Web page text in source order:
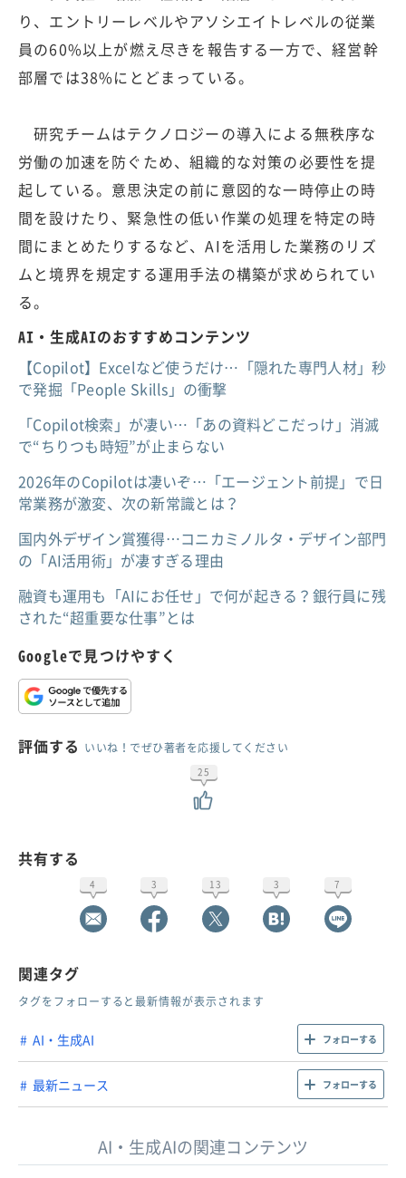
り、エントリーレベルやアソシエイトレベルの従業
員の60%以上が燃え尽きを報告する一方で、経営幹
部層では38%にとどまっている。
研究チームはテクノロジーの導入による無秩序な
労働の加速を防ぐため、組織的な対策の必要性を提
起している。意思決定の前に意図的な一時停止の時
間を設けたり、緊急性の低い作業の処理を特定の時
間にまとめたりするなど、AIを活用した業務のリズ
ムと境界を規定する運用手法の構築が求められてい
る。
AI・生成AIのおすすめコンテンツ
【Copilot】Excelなど使うだけ…「隠れた専門人材」秒
で発掘「People Skills」の衝撃
「Copilot検索」が凄い…「あの資料どこだっけ」消滅
で“ちりつも時短”が止まらない
2026年のCopilotは凄いぞ…「エージェント前提」で日
常業務が激変、次の新常識とは？
国内外デザイン賞獲得…コニカミノルタ・デザイン部門
の「AI活用術」が凄すぎる理由
融資も運用も「AIにお任せ」で何が起きる？銀行員に残
された“超重要な仕事”とは
Googleで見つけやすく
評価する いいね！でぜひ著者を応援してください
25
共有する
4 3 13 3 7
関連タグ
タグをフォローすると最新情報が表示されます
AI・生成AI フォローする
最新ニュース フォローする
AI・生成AIの関連コンテンツ